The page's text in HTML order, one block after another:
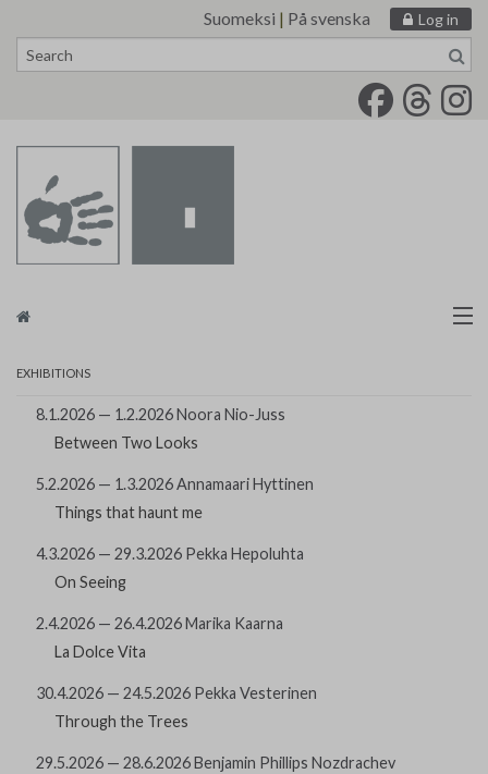
Suomeksi | På svenska Log in
Artists
Finnish Painters’ Union
Art Materials and Supplies
Contact
EXHIBITIONS
8.1.2026 — 1.2.2026 Noora Nio-Juss
Between Two Looks
5.2.2026 — 1.3.2026 Annamaari Hyttinen
Things that haunt me
4.3.2026 — 29.3.2026 Pekka Hepoluhta
On Seeing
2.4.2026 — 26.4.2026 Marika Kaarna
La Dolce Vita
30.4.2026 — 24.5.2026 Pekka Vesterinen
Through the Trees
29.5.2026 — 28.6.2026 Benjamin Phillips Nozdrachev